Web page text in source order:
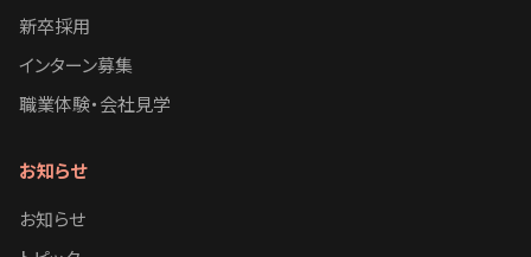
新卒採用
インターン募集
職業体験・会社見学
お知らせ
お知らせ